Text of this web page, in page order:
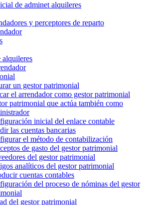
de adminet alquileres
y perceptores de reparto
alquileres
un gestor patrimonial
el arrendador como gestor patrimonial
patrimonial que actúa también como
inicial del enlace contable
las cuentas bancarias
el método de contabilización
de gasto del gestor patrimonial
del gestor patrimonial
analíticos del gestor patrimonial
cuentas contables
del proceso de nóminas del gestor
del gestor patrimonial